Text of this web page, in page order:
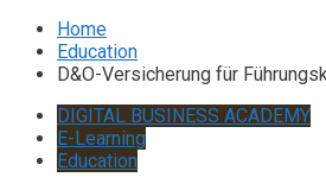
Home
Education
D&O-Versicherung für
DIGITAL BUSINESS ACADEMY
E-Learning
Education